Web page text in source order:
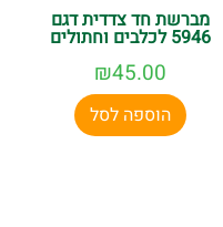
מברשת חד צדדית דגם
5946 לכלבים וחתולים
₪45.00
הוספה לסל